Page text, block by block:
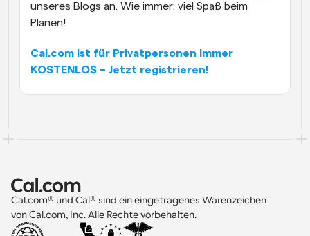
unseres Blogs an. Wie immer: viel Spaß beim
Planen!
Cal.com ist für Privatpersonen immer
KOSTENLOS – Jetzt registrieren!
Cal.com® und Cal® sind ein eingetragenes Warenzeichen
von Cal.com, Inc. Alle Rechte vorbehalten.